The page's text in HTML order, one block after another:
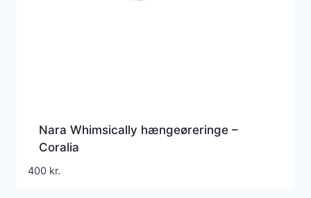
Nara Whimsically hængeøreringe –
Coralia
400 kr.